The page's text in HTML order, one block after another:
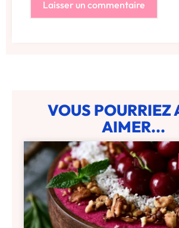
VOUS POURRIEZ
AIMER...